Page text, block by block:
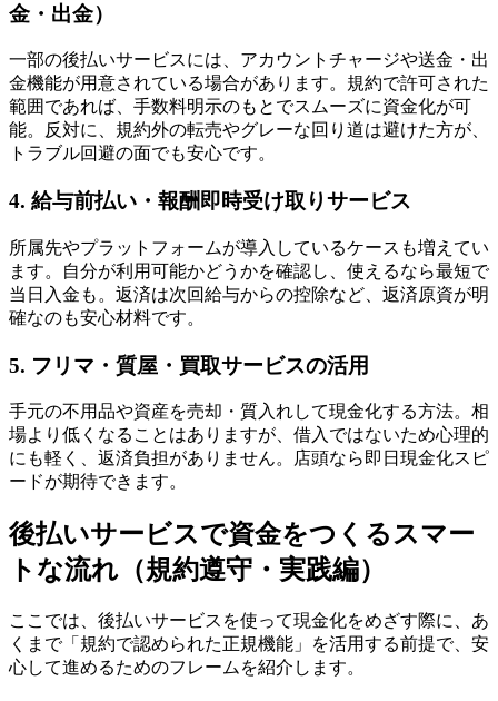
金・出金）
一部の後払いサービスには、アカウントチャージや送金・出
金機能が用意されている場合があります。規約で許可された
範囲であれば、手数料明示のもとでスムーズに資金化が可
能。反対に、規約外の転売やグレーな回り道は避けた方が、
トラブル回避の面でも安心です。
4. 給与前払い・報酬即時受け取りサービス
所属先やプラットフォームが導入しているケースも増えてい
ます。自分が利用可能かどうかを確認し、使えるなら最短で
当日入金も。返済は次回給与からの控除など、返済原資が明
確なのも安心材料です。
5. フリマ・質屋・買取サービスの活用
手元の不用品や資産を売却・質入れして現金化する方法。相
場より低くなることはありますが、借入ではないため心理的
にも軽く、返済負担がありません。店頭なら即日現金化スピ
ードが期待できます。
後払いサービスで資金をつくるスマー
トな流れ（規約遵守・実践編）
ここでは、後払いサービスを使って現金化をめざす際に、あ
くまで「規約で認められた正規機能」を活用する前提で、安
心して進めるためのフレームを紹介します。